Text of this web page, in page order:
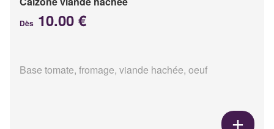
Dès 10.00 €
Base tomate, fromage, viande hachée, oeuf